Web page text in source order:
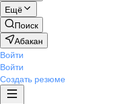
Ещё
Поиск
Абакан
Войти
Войти
Создать резюме